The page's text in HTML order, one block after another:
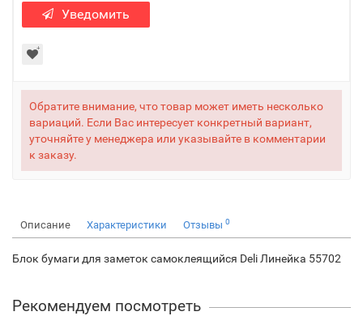
Уведомить
Обратите внимание, что товар может иметь несколько
вариаций. Если Вас интересует конкретный вариант,
уточняйте у менеджера или указывайте в комментарии
к заказу.
Описание Характеристики Отзывы 0
Блок бумаги для заметок самоклеящийся Deli Линейка 55702
Рекомендуем посмотреть